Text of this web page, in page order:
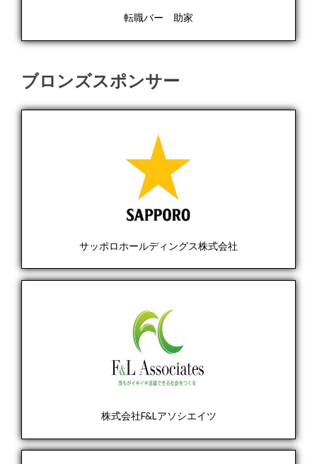
転職バー 助家
ブロンズスポンサー
サッポロホールディングス株式会社
株式会社F&Lアソシエイツ